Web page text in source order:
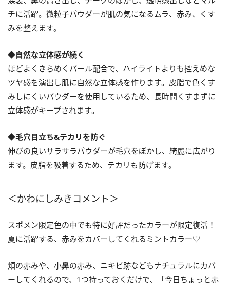
チに活躍。微粒子パウダーが肌の気になるムラ、赤み、くす
みを整えます。
◆自然な立体感が続く
ほどよくきらめくパール配合で、ハイライトよりも控えめな
ツヤ感を演出し肌に自然な立体感を作ります。皮脂で色くす
みしにくいパウダーを使用しているため、長時間くすまずに
立体感がキープされます。
◆毛穴目立ち&テカリを防ぐ
伸びの良いサラサラパウダーが毛穴をぼかし、綺麗に広がり
ます。皮脂を吸着するため、テカリも防げます。
＜かわにしみきコメント＞
スポメン限定色の中でも特に好評だったカラーが限定復活！
夏に活躍する、赤みをカバーしてくれるミントカラー♡
頬の赤みや、小鼻の赤み、ニキビ跡などもナチュラルにカバ
ーしてくれるので、1つ持っておくだけで、「今日ちょっと赤